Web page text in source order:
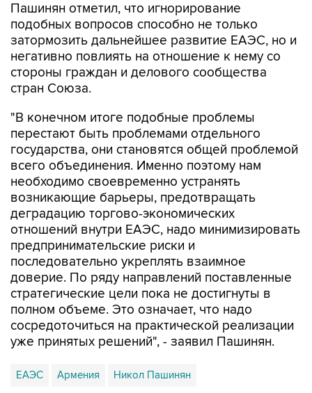
Пашинян отметил, что игнорирование
подобных вопросов способно не только
затормозить дальнейшее развитие ЕАЭС, но и
негативно повлиять на отношение к нему со
стороны граждан и делового сообщества
стран Союза.
"В конечном итоге подобные проблемы
перестают быть проблемами отдельного
государства, они становятся общей проблемой
всего объединения. Именно поэтому нам
необходимо своевременно устранять
возникающие барьеры, предотвращать
деградацию торгово-экономических
отношений внутри ЕАЭС, надо минимизировать
предпринимательские риски и
последовательно укреплять взаимное
доверие. По ряду направлений поставленные
стратегические цели пока не достигнуты в
полном объеме. Это означает, что надо
сосредоточиться на практической реализации
уже принятых решений", - заявил Пашинян.
ЕАЭС Армения Никол Пашинян